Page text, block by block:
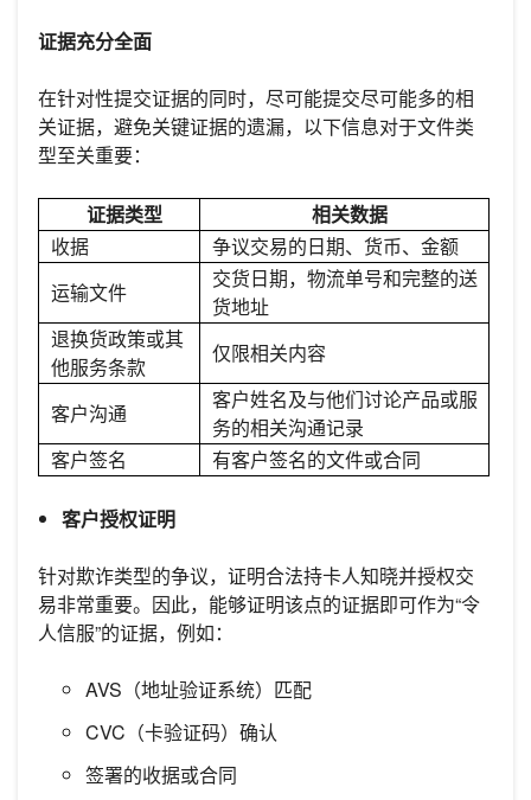
证据充分全面
在针对性提交证据的同时，尽可能提交尽可能多的相
关证据，避免关键证据的遗漏，以下信息对于文件类
型至关重要：
证据类型
相关数据
收据
争议交易的日期、货币、金额
运输文件
交货日期，物流单号和完整的送
货地址
退换货政策或其
他服务条款
仅限相关内容
客户沟通
客户姓名及与他们讨论产品或服
务的相关沟通记录
客户签名
有客户签名的文件或合同
客户授权证明
针对欺诈类型的争议，证明合法持卡人知晓并授权交
易非常重要。因此，能够证明该点的证据即可作为“令
人信服”的证据，例如：
AVS（地址验证系统）匹配
CVC（卡验证码）确认
签署的收据或合同